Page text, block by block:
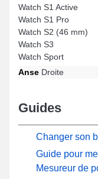
Watch S1 Active
Watch S1 Pro
Watch S2 (46 mm)
Watch S3
Watch Sport
Anse Droite
Guides
Changer son
Guide pour
Mesureur de